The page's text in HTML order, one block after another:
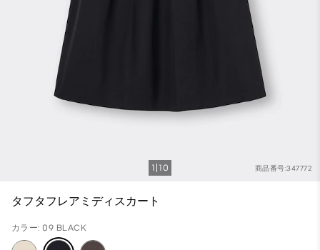
商品番号:347772
1 10
タフタフレアミディスカート
カラー: 09 BLACK